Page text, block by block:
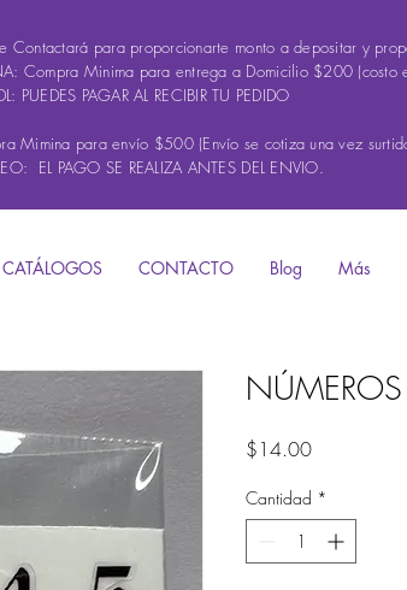
Contactará para proporcionarte monto a depositar y
Compra Minima para entrega a Domicilio $200 (costo
PUEDES PAGAR AL RECIBIR TU PEDIDO
Mimina para envío $500 (Envío se cotiza una vez
EL PAGO SE REALIZA ANTES DEL ENVIO.
CATÁLOGOS CONTACTO Blog Más
NÚMEROS
$14.00Precio
Cantidad *